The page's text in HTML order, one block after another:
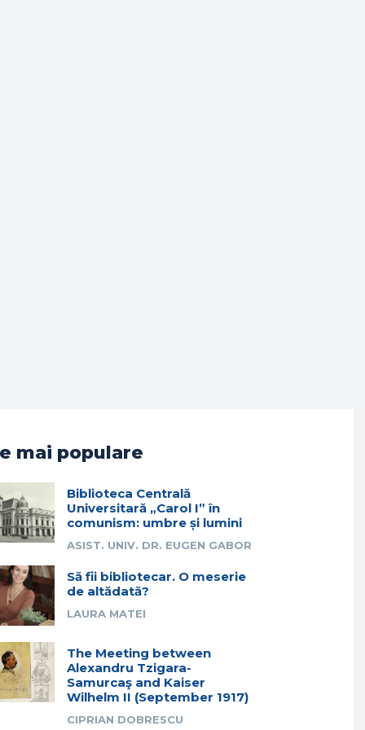
mai populare
Biblioteca Centrală
Universitară „Carol I” în
comunism: umbre și lumini
ASIST. UNIV. DR. EUGEN GABOR
Să fii bibliotecar. O meserie
de altădată?
LAURA MATEI
The Meeting between
Alexandru Tzigara-
Samurcaş and Kaiser
Wilhelm II (September 1917)
CIPRIAN DOBRESCU